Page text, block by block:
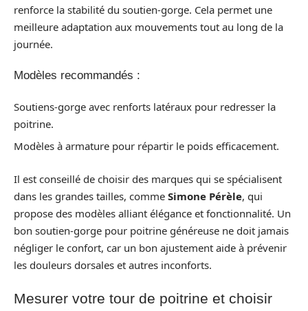
renforce la stabilité du soutien-gorge. Cela permet une
meilleure adaptation aux mouvements tout au long de la
journée.
Modèles recommandés :
Soutiens-gorge avec renforts latéraux pour redresser la
poitrine.
Modèles à armature pour répartir le poids efficacement.
Il est conseillé de choisir des marques qui se spécialisent
dans les grandes tailles, comme Simone Pérèle, qui
propose des modèles alliant élégance et fonctionnalité. Un
bon soutien-gorge pour poitrine généreuse ne doit jamais
négliger le confort, car un bon ajustement aide à prévenir
les douleurs dorsales et autres inconforts.
Mesurer votre tour de poitrine et choisir